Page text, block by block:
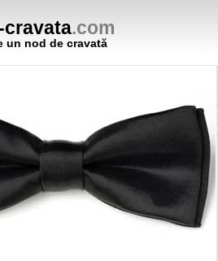
cravata.com
un nod de cravată